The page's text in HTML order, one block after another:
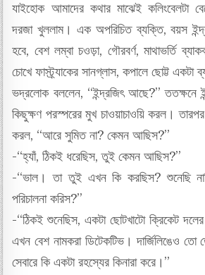
যাইহোক আমাদের কথার মাঝেই কলিংবেলটা
দরজা খুললাম। এক অপরিচিত ব্যক্তি, বয়স
হবে, বেশ লম্বা চওড়া, গৌরবর্ণ, মাথাভর্তি
চোখে ফাস্ট্র্যাকের সানগ্লাস, কপালে ছোট্ট একটা
ভদ্রলোক বললেন, “ইন্দ্রজিৎ আছে?” ততক্ষনে
কিছুক্ষণ পরস্পরের মুখ চাওয়াচাওয়ি করল।
করল, “আরে সুমিত না? কেমন আছিস?”
-“হ্যাঁ, ঠিকই ধরেছিস, তুই কেমন আছিস?”
-“ভাল। তা তুই এখন কি করছিস? শুনেছি
পরিচালনা করিস?”
-“ঠিকই শুনেছিস, একটা ছোটখাটো ক্রিকেট
এখন বেশ নামকরা ডিটেকটিভ। দার্জিলিঙেও তো
সেবারে কি একটা রহস্যের কিনারা করে।”